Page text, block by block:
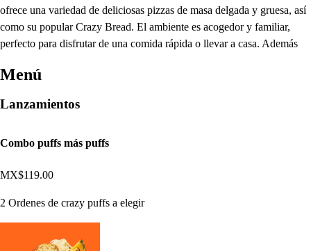
ofrece una variedad de deliciosas pizzas de masa delgada y gruesa, así
como su popular Crazy Bread. El ambiente es acogedor y familiar,
perfecto para disfrutar de una comida rápida o llevar a casa. Además
Menú
Lanzamientos
Combo puffs más puffs
MX$119.00
2 Ordenes de crazy puffs a elegir